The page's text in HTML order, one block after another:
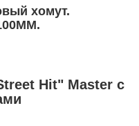
хомут.
Hit" Master с